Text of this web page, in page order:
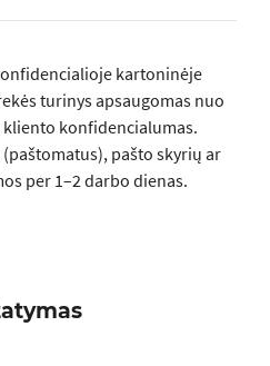
kartoninėje
turinys apsaugomas nuo
konfidencialumas.
pašto skyrių ar
per 1–2 darbo dienas.